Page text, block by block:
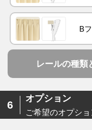
B
レールの種類
6
オプション
ご希望のオプシ